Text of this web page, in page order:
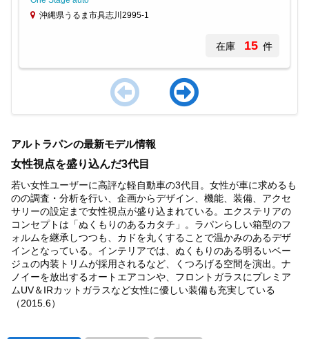
沖縄県うるま市具志川2995-1
在庫 15 件
of
4
アルトラパンの最新モデル情報
女性視点を盛り込んだ3代目
若い女性ユーザーに高評な軽自動車の3代目。女性が車に求めるも
のの調査・分析を行い、企画からデザイン、機能、装備、アクセ
サリーの設定まで女性視点が盛り込まれている。エクステリアの
コンセプトは「ぬくもりのあるカタチ」。ラパンらしい箱型のフ
ォルムを継承しつつも、カドを丸くすることで温かみのあるデザ
インとなっている。インテリアでは、ぬくもりのある明るいベー
ジュの内装トリムが採用されるなど、くつろげる空間を演出。ナ
ノイーを放出するオートエアコンや、フロントガラスにプレミア
ムUV＆IRカットガラスなど女性に優しい装備も充実している
（2015.6）